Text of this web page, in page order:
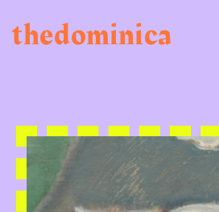
thedominica